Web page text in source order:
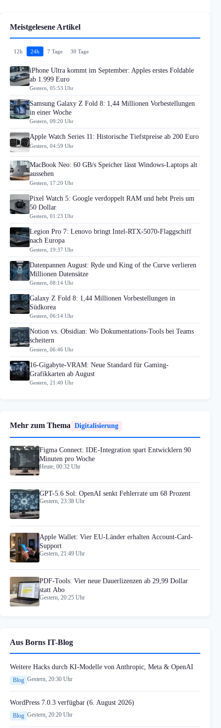
Meistgelesene Artikel
12h 24h 7 Tage 30 Tage
iPhone Ultra kommt im September: Apples erstes Foldable
ab 1.999 Euro
Gestern, 05:53 Uhr
Samsung Galaxy Z Fold 8: 1,44 Millionen Vorbestellungen
in einer Woche
Gestern, 09:20 Uhr
Apple Watch Series 11: Historische Tiefstpreise ab 200 Euro
Gestern, 04:59 Uhr
MacBook Neo: 60 GB/s Speicher lässt Windows-Laptops alt
aussehen
Gestern, 17:20 Uhr
Pixel Watch 5: Google verdoppelt RAM und hebt Preis um
50 Dollar
Gestern, 01:23 Uhr
Legion Pro 7: Lenovo bringt Intel-RTX-5070-Flaggschiff
nach Europa
Gestern, 19:37 Uhr
Datenpannen August: Ryde und King of the Curve verlieren
Millionen Datensätze
Gestern, 08:14 Uhr
Galaxy Z Fold 8: 1,44 Millionen Vorbestellungen in
Südkorea
Gestern, 06:14 Uhr
Notion vs. Obsidian: Wo Dokumentations-Tools bei Teams
scheitern
Gestern, 06:46 Uhr
16-Gigabyte-VRAM: Neue Standard für Gaming-
Grafikkarten ab August
Gestern, 21:40 Uhr
Mehr zum Thema Digitalisierung
Figma Connect: IDE-Integration spart Entwicklern 90
Minuten pro Woche
Heute, 00:32 Uhr
GPT-5.6 Sol: OpenAI senkt Fehlerrate um 68 Prozent
Gestern, 23:38 Uhr
Apple Wallet: Vier EU-Länder erhalten Account-Card-
Support
Gestern, 21:49 Uhr
PDF-Tools: Vier neue Dauerlizenzen ab 29,99 Dollar
statt Abo
Gestern, 20:25 Uhr
Aus Borns IT-Blog
Weitere Hacks durch KI-Modelle von Anthropic, Meta & OpenAI
Blog Gestern, 20:30 Uhr
WordPress 7.0.3 verfügbar (6. August 2026)
Blog Gestern, 20:20 Uhr